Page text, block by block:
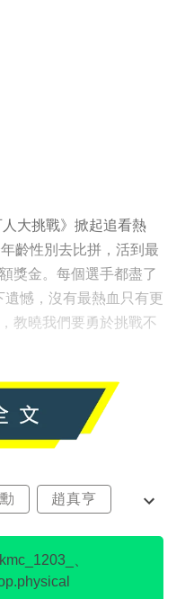
大挑戰》掀起追看熱
齡性別去比拼，活到最
獎金。每個選手都盡了
憾，沒有最熱血只有更
教曉我們要勇於挑戰不
趙真亨
、